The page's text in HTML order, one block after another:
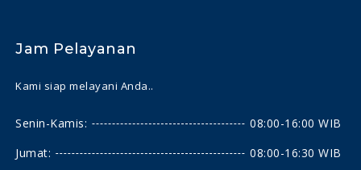
Jam Pelayanan
Kami siap melayani Anda..
Senin-Kamis:
08:00-16:00 WIB
Jumat:
08:00-16:30 WIB